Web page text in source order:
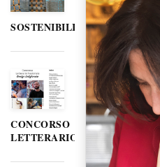
SOSTENIBILITÀ
CONCORSO
LETTERARIO